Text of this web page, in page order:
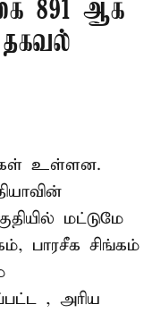
891 ஆக
தகவல்
உள்ளன.
மட்டுமே
, பாரசீக சிங்கம்
, அரிய